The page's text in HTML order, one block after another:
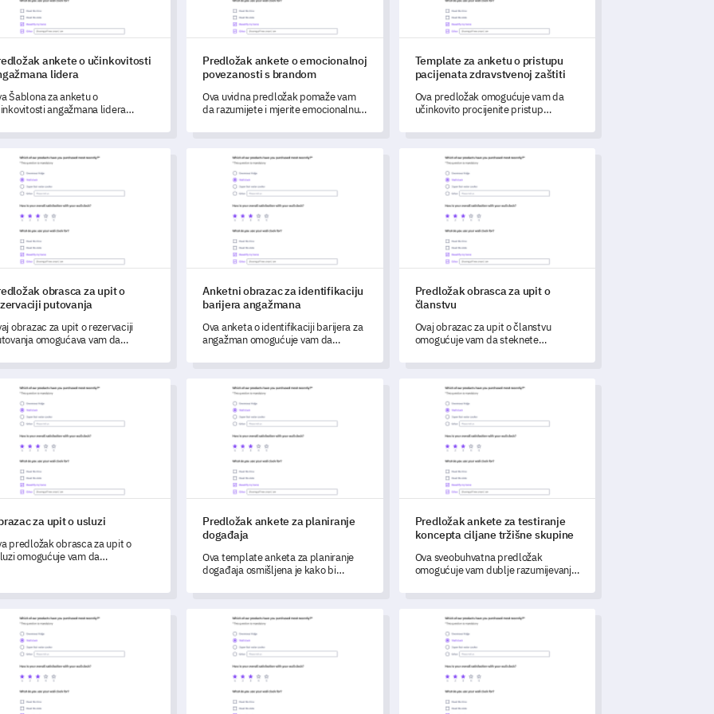
ankete o učinkovitosti
lidera
Šablona za anketu o
angažmana lidera
angažmana lidera u
Predložak ankete o emocionalnoj
povezanosti s brandom
Ova uvidna predložak pomaže vam
da razumijete i mjerite emocionalnu
brandom.
Template za anketu o pristupu
pacijenata zdravstvenoj zaštiti
Ova predložak omogućuje vam da
učinkovito procijenite pristup
obrasca za upit o rezervaciji putovanja
obrasca za upit o
putovanja
obrazac za upit o rezervaciji
omogućava vam da
potaknuli kontinuirana
Anketni obrazac za identifikaciju barijera angažmana
Anketni obrazac za identifikaciju
barijera angažmana
Ova anketa o identifikaciji barijera za
angažman omogućuje vam da
prepreke koje utječu na angažman
Predložak obrasca za upit o članstvu
Predložak obrasca za upit o
članstvu
Ovaj obrazac za upit o članstvu
omogućuje vam da steknete
članova i prijedloge za poboljšanje.
za upit o usluzi
za upit o usluzi
predložak obrasca za upit o
omogućuje vam da
uslugom.
Predložak ankete za planiranje događaja
Predložak ankete za planiranje
događaja
Ova template anketa za planiranje
događaja osmišljena je kako bi
povratne informacije za vrhunsko
Predložak ankete za testiranje koncepta ciljane tržišne
Predložak ankete za testiranje
koncepta ciljane tržišne skupine
Ova sveobuhvatna predložak
omogućuje vam dublje razumijevanje
prema novom konceptu proizvoda u
upitnik za ocjenu lojalnosti kupaca markiŠablon ankete za procjenu karakteristika proizvodaPredložak ankete o učinkovitosti priče o brendu